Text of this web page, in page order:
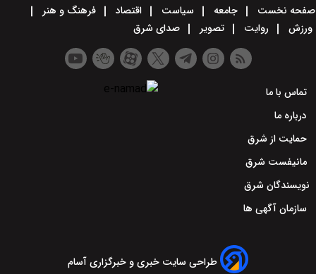
صفحه نخست جامعه سیاست اقتصاد
فرهنگ و هنر
ورزش
روایت تصویر صدای شرق
تماس با ما
درباره ما
حمایت از شرق
مانیفست شرق
نویسندگان شرق
سازمان آگهی ها
طراحی سایت خبری و خبرگزاری آسام